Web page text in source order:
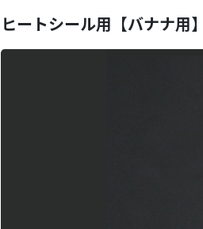
ヒートシール用【バナナ用】